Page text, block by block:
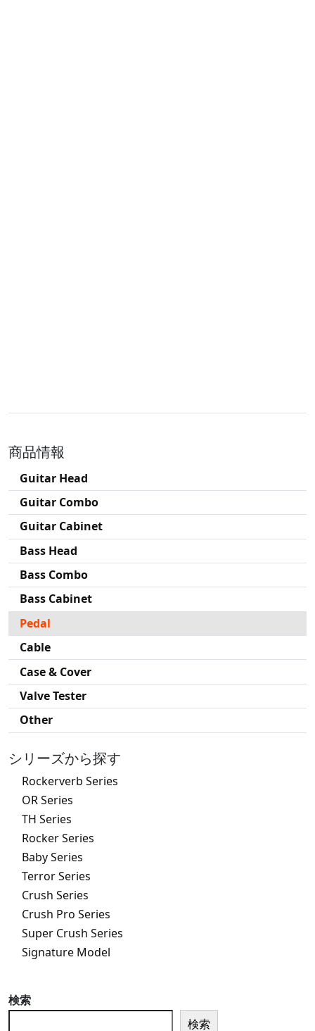
商品情報
Guitar Head
Guitar Combo
Guitar Cabinet
Bass Head
Bass Combo
Bass Cabinet
Pedal
Cable
Case & Cover
Valve Tester
Other
シリーズから探す
Rockerverb Series
OR Series
TH Series
Rocker Series
Baby Series
Terror Series
Crush Series
Crush Pro Series
Super Crush Series
Signature Model
検索
検索